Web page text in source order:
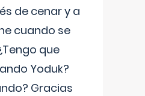
de cenar y a
cuando se
que
Yoduk?
Gracias